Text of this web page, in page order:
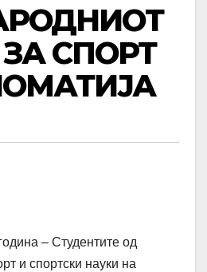
СПОРТ
– Студентите од
и спортски науки на